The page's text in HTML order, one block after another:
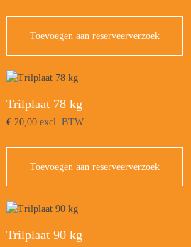
Toevoegen aan reserveerverzoek
Trilplaat 78 kg
€20,00excl. BTW
Toevoegen aan reserveerverzoek
Trilplaat 90 kg